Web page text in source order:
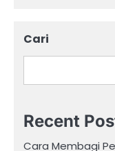
Cari
Recent
Cara Membagi